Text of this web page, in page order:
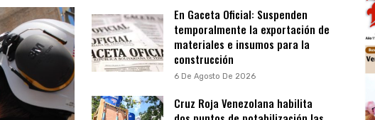
En Gaceta Oficial: Suspenden
temporalmente la exportación de
materiales e insumos para la
construcción
6 De Agosto De 2026
Cruz Roja Venezolana habilita